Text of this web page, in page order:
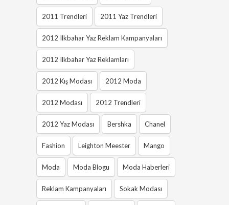
2011 Trendleri 2011 Yaz Trendleri
2012 Ilkbahar Yaz Reklam Kampanyaları
2012 Ilkbahar Yaz Reklamları
2012 Kış Modası 2012 Moda
2012 Modası 2012 Trendleri
2012 Yaz Modası Bershka Chanel
Fashion Leighton Meester Mango
Moda Moda Blogu Moda Haberleri
Reklam Kampanyaları Sokak Modası